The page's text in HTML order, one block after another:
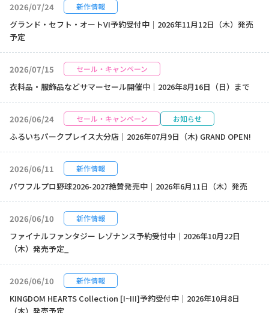
2026/07/24 新作情報
グランド・セフト・オートVI予約受付中｜2026年11月12日（木）発売
予定
2026/07/15 セール・キャンペーン
衣料品・服飾品などサマーセール開催中｜2026年8月16日（日）まで
2026/06/24 セール・キャンペーン お知らせ
ふるいちパークプレイス大分店｜2026年07月9日（木) GRAND OPEN!
2026/06/11 新作情報
パワフルプロ野球2026-2027絶賛発売中｜2026年6月11日（木）発売
2026/06/10 新作情報
ファイナルファンタジー レゾナンス予約受付中｜2026年10月22日
（木）発売予定_
2026/06/10 新作情報
KINGDOM HEARTS Collection [I~III]予約受付中｜2026年10月8日